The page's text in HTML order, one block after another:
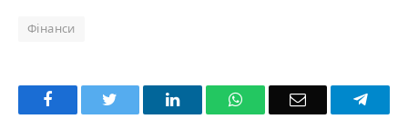
Фінанси
Facebook LinkedInWhatsAppEmail